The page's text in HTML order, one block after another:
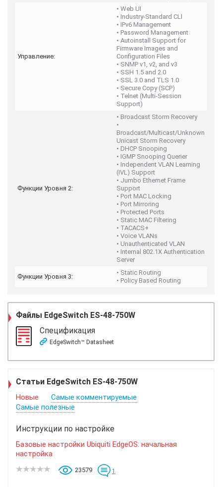
Управление:
• Web UI
• Industry-Standard CLI
• IPv6 Management
• Password Management
• Autoinstall Support for
Firmware Images and
Configuration Files
• SNMP v1, v2, and v3
• SSH 1.5 and 2.0
• SSL 3.0 and TLS 1.0
• Secure Copy (SCP)
• Telnet (Multi-Session
Support)
Функции Уровня 2:
• Broadcast Storm Recovery
•
Broadcast/Multicast/Unknown
Unicast Storm Recovery
• DHCP Snooping
• IGMP Snooping Querier
• Independent VLAN Learning
(IVL) Support
• Jumbo Ethernet Frame
Support
• Port MAC Locking
• Port Mirroring
• Protected Ports
• Static MAC Filtering
• TACACS+
• Voice VLANs
• Unauthenticated VLAN
• Internal 802.1X Authentication
Server
Функции Уровня 3:
• Static Routing
• Policy Based Routing
Файлы EdgeSwitch ES-48-750W
Спецификация
EdgeSwitch™ Datasheet
Статьи EdgeSwitch ES-48-750W
Новые
Самые комментируемые
Самые полезные
Инструкции по настройке
Базовые настройки Ubiquiti EdgeOS: начальная
настройка
23579 1